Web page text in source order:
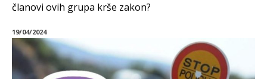
članovi ovih grupa krše zakon?
19/04/2024